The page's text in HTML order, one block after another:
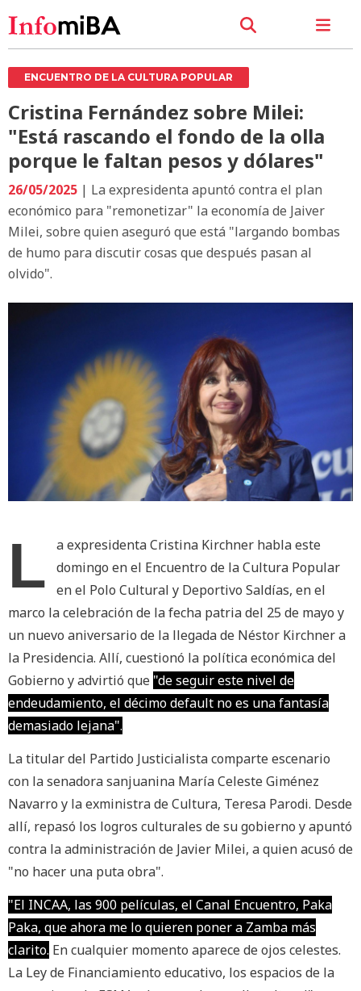
ENCUENTRO DE LA CULTURA POPULAR
Cristina Fernández sobre Milei:
"Está rascando el fondo de la olla
porque le faltan pesos y dólares"
26/05/2025 | La expresidenta apuntó contra el plan
económico para "remonetizar" la economía de Jaiver
Milei, sobre quien aseguró que está "largando bombas
de humo para discutir cosas que después pasan al
olvido".
L
a expresidenta Cristina Kirchner habla este
domingo en el Encuentro de la Cultura Popular
en el Polo Cultural y Deportivo Saldías, en el
marco la celebración de la fecha patria del 25 de mayo y
un nuevo aniversario de la llegada de Néstor Kirchner a
la Presidencia. Allí, cuestionó la política económica del
Gobierno y advirtió que "de seguir este nivel de
endeudamiento, el décimo default no es una fantasía
demasiado lejana".
La titular del Partido Justicialista comparte escenario
con la senadora sanjuanina María Celeste Giménez
Navarro y la exministra de Cultura, Teresa Parodi. Desde
allí, repasó los logros culturales de su gobierno y apuntó
contra la administración de Javier Milei, a quien acusó de
"no hacer una puta obra".
"El INCAA, las 900 películas, el Canal Encuentro, Paka
Paka, que ahora me lo quieren poner a Zamba más
clarito. En cualquier momento aparece de ojos celestes.
La Ley de Financiamiento educativo, los espacios de la